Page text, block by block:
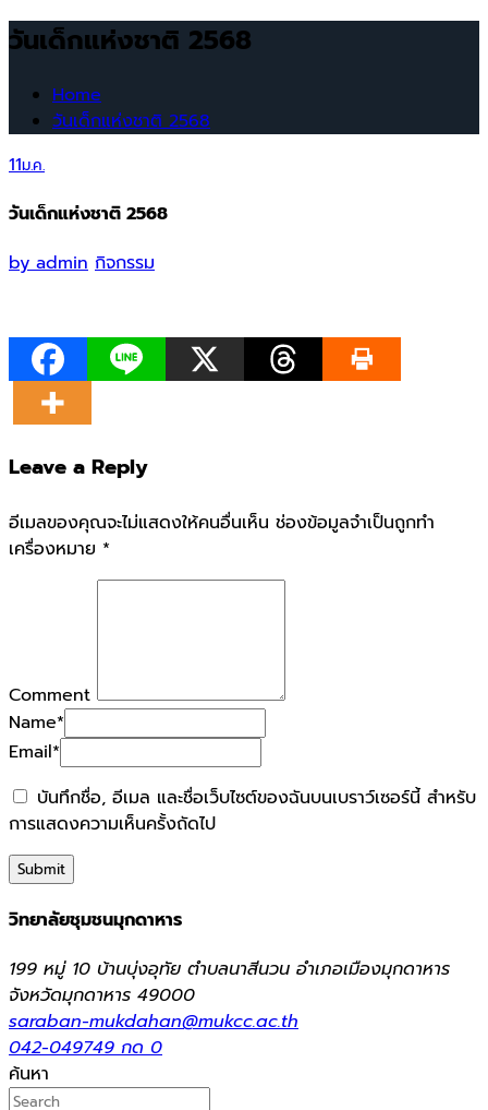
วันเด็กแห่งชาติ 2568
Home
วันเด็กแห่งชาติ 2568
11ม.ค.
วันเด็กแห่งชาติ 2568
byadmin กิจกรรม
Leave a Reply
อีเมลของคุณจะไม่แสดงให้คนอื่นเห็น ช่องข้อมูลจำเป็นถูกทำ
เครื่องหมาย *
Comment
Name*
Email*
บันทึกชื่อ, อีเมล และชื่อเว็บไซต์ของฉันบนเบราว์เซอร์นี้ สำหรับ
การแสดงความเห็นครั้งถัดไป
วิทยาลัยชุมชนมุกดาหาร
199 หมู่ 10 บ้านบุ่งอุทัย ตำบลนาสีนวน อำเภอเมืองมุกดาหาร
จังหวัดมุกดาหาร 49000
saraban-mukdahan@mukcc.ac.th
042-049749 กด 0
ค้นหา